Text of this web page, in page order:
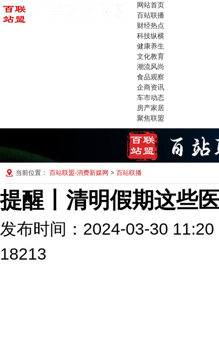
网站首页
百站联播
财经热点
科技纵横
健康养生
文化教育
潮流风尚
食品观察
企商资讯
车市动态
房产家居
聚焦联盟
当前位置： 百站联盟-消费新媒网 > 百站联播
提醒丨清明假期这些
发布时间：2024-03-30
18213